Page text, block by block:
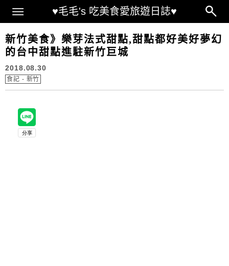
♥毛毛's 吃美食愛旅遊日誌♥
Main Menu
新竹美食》樂芽法式甜點,甜點都好美好夢幻
的台中甜點進駐新竹巨城
2018.08.30
食記 - 新竹